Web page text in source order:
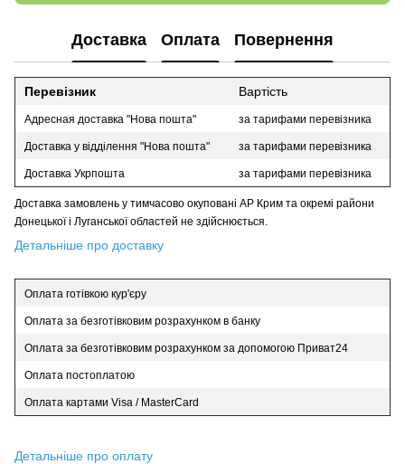
Доставка Оплата Повернення
Перевізник Вартість
Адресная доставка "Нова пошта" за тарифами перевізника
Доставка у відділення "Нова пошта" за тарифами перевізника
Доставка Укрпошта за тарифами перевізника
Доставка замовлень у тимчасово окуповані АР Крим та окремі райони
Донецької і Луганської областей не здійснюється.
Детальніше про доставку
Оплата готівкою кур'єру
Оплата за безготівковим розрахунком в банку
Оплата за безготівковим розрахунком за допомогою Приват24
Оплата постоплатою
Оплата картами Visa / MasterCard
Детальніше про оплату